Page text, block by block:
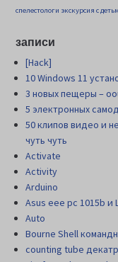
спелестологи экскурсия с
записи
[Hack]
10 Windows 11
3 новых пещеры –
5 электронных
50 клипов видео и
чуть чуть
Activate
Activity
Arduino
Asus eee pc 1015b и
Auto
Bourne Shell
counting tube